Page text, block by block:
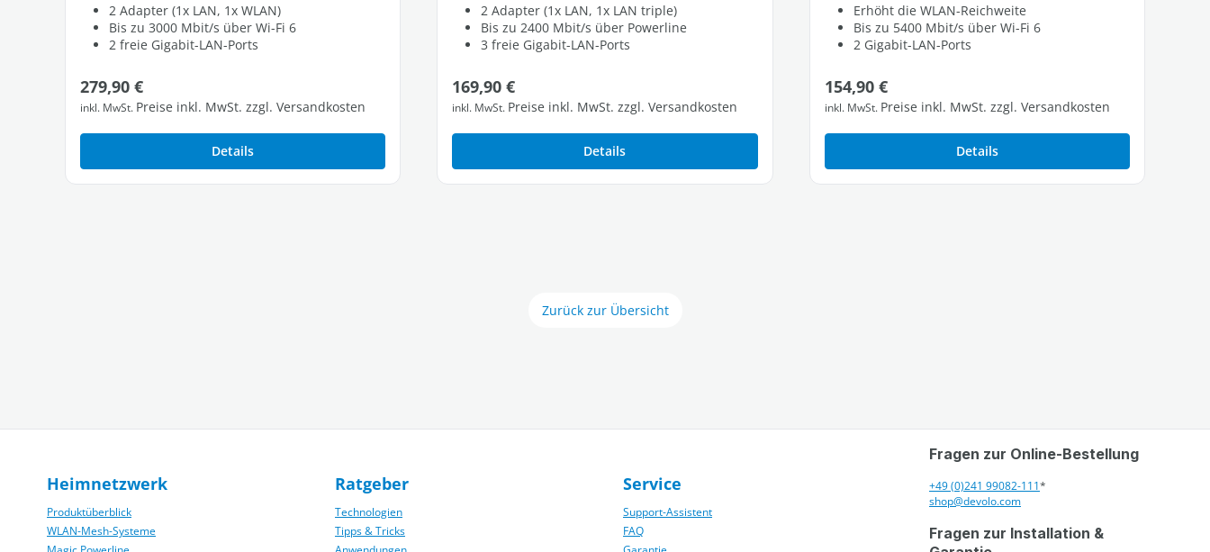
2 Adapter (1x LAN, 1x WLAN)
Bis zu 3000 Mbit/s über Wi-Fi 6
2 freie Gigabit-LAN-Ports
Regulärer Preis:
279,90 €
inkl. MwSt. Preise inkl. MwSt. zzgl. Versandkosten
Details
2 Adapter (1x LAN, 1x LAN triple)
Bis zu 2400 Mbit/s über Powerline
3 freie Gigabit-LAN-Ports
Regulärer Preis:
169,90 €
inkl. MwSt. Preise inkl. MwSt. zzgl. Versandkosten
Details
Erhöht die WLAN-Reichweite
Bis zu 5400 Mbit/s über Wi-Fi 6
2 Gigabit-LAN-Ports
Regulärer Preis:
154,90 €
inkl. MwSt. Preise inkl. MwSt. zzgl. Versandkosten
Details
Zurück zur Übersicht
Heimnetzwerk
Produktüberblick
WLAN-Mesh-Systeme
Ratgeber
Technologien
Tipps & Tricks
Service
Support-Assistent
FAQ
Fragen zur Online-Bestellung
+49 (0)241 99082-111*
shop@devolo.com
Fragen zur Installation &